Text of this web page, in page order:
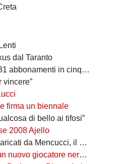
dal Taranto
in cinque giorni
vincere”
firma un biennale
di bello ai tifosi”
2008 Ajello
il 10 CDA straordinario"
giocatore neroverde